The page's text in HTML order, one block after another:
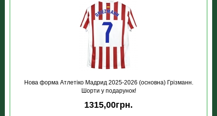
Нова форма Атлетіко Мадрид 2025-2026 (основна) Грізманн.
Шорти у подарунок!
1315,00грн.